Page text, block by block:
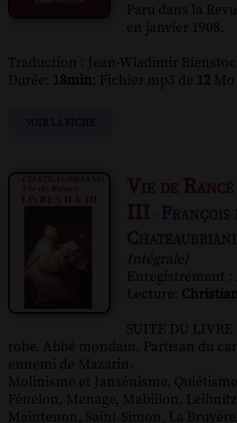
Paru dans la
en janvier 1908.
Traduction : Jean-Wladimir
Durée: 18min; Fichier mp3 de 12 Mo
Vie de
III -
Intégrale)
Enregistrement :
Lecture:
SUITE DU
robe. Abbé mondain. Partisan du
ennemi de Mazarin.
Molinisme et Jansénisme.
Fénelon, Menage, Mabillon,
Maintenon, Saint-Simon, La